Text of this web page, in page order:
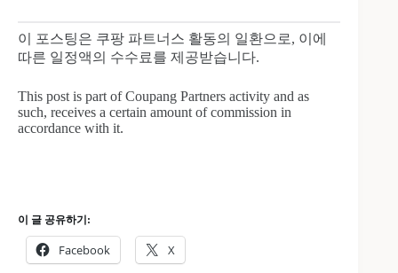
이 포스팅은 쿠팡 파트너스 활동의 일환으로, 이에
따른 일정액의 수수료를 제공받습니다.
This post is part of Coupang Partners activity and as
such, receives a certain amount of commission in
accordance with it.
이 글 공유하기:
Facebook X